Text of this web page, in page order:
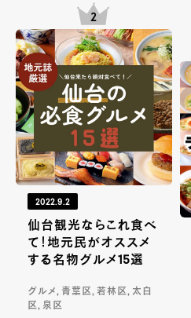
2022.9.2
仙台観光ならこれ食べ
て！地元民がオススメ
する名物グルメ15選
グルメ, 青葉区, 若林区, 太白
区, 泉区